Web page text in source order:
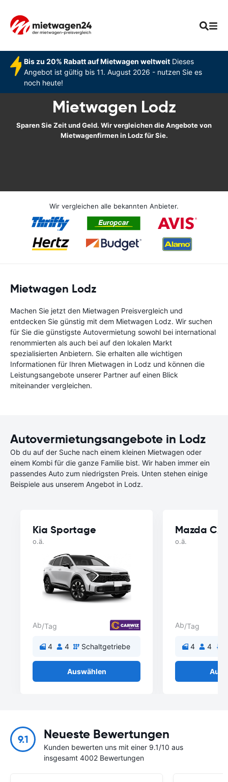
Bis zu 20% Rabatt auf Mietwagen weltweitDieses
Angebot ist gültig bis 11. August 2026 - nutzen Sie es
noch heute!
Mietwagen Lodz
Sparen Sie Zeit und Geld. Wir vergleichen die Angebote von
Mietwagenfirmen in Lodz für Sie.
Wir vergleichen alle bekannten Anbieter.
Mietwagen Lodz
Machen Sie jetzt den Mietwagen Preisvergleich und
entdecken Sie günstig mit dem Mietwagen Lodz. Wir suchen
für Sie die günstigste Autovermietung sowohl bei international
renommierten als auch bei auf den lokalen Markt
spezialisierten Anbietern. Sie erhalten alle wichtigen
Informationen für Ihren Mietwagen in Lodz und können die
Leistungsangebote unserer Partner auf einen Blick
miteinander vergleichen.
Autovermietungsangebote in Lodz
Ob du auf der Suche nach einem kleinen Mietwagen oder
einem Kombi für die ganze Familie bist. Wir haben immer ein
passendes Auto zum niedrigsten Preis. Unten stehen einige
Beispiele aus unserem Angebot in Lodz.
Kia Sportage
o.ä.
Ab/Tag
4 4 Schaltgetriebe
Auswählen
Mazda CX
o.ä.
Ab/Tag
4 4
9.1 Neueste Bewertungen
Kunden bewerten uns mit einer 9.1/10 aus
insgesamt 4002 Bewertungen